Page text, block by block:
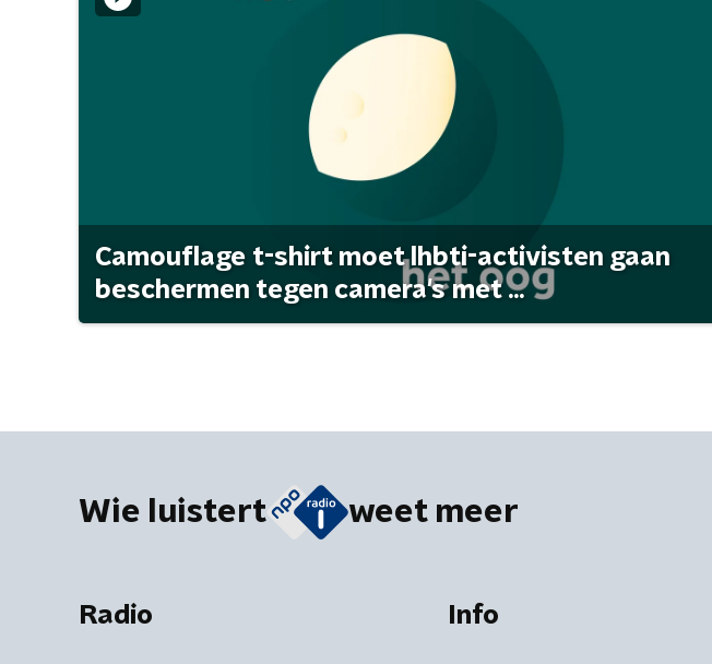
Camouflage t-shirt moet lhbti-activisten gaan
beschermen tegen camera's met ...
Wie luistert weet meer
Radio Info